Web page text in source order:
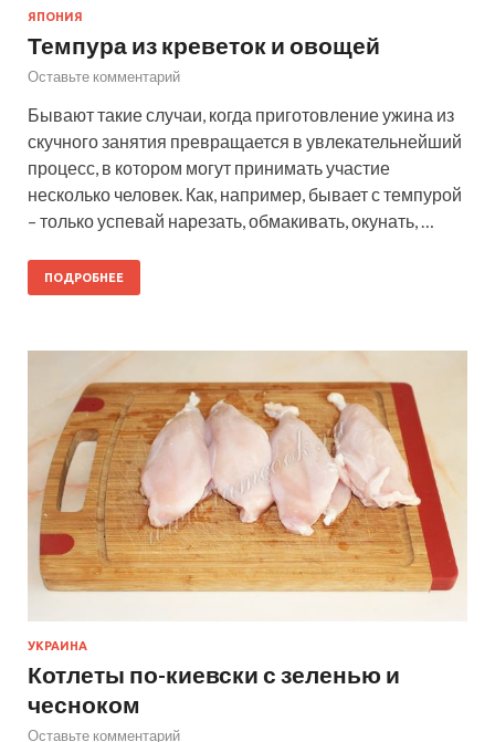
ЯПОНИЯ
Темпура из креветок и овощей
Оставьте комментарий
Бывают такие случаи, когда приготовление ужина из
скучного занятия превращается в увлекательнейший
процесс, в котором могут принимать участие
несколько человек. Как, например, бывает с темпурой
– только успевай нарезать, обмакивать, окунать, …
ПОДРОБНЕЕ
УКРАИНА
Котлеты по-киевски с зеленью и
чесноком
Оставьте комментарий